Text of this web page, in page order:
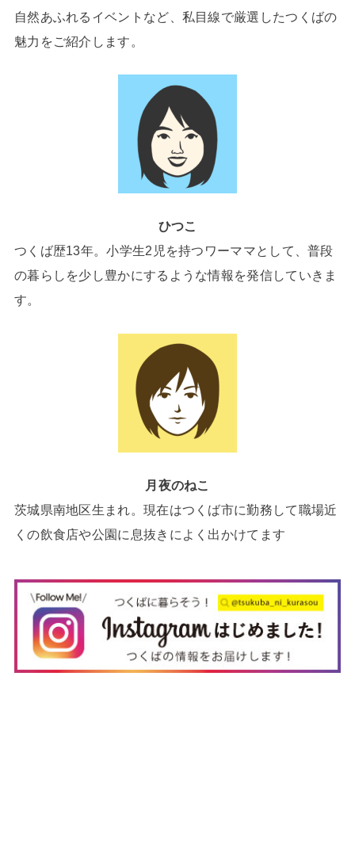
自然あふれるイベントなど、私目線で厳選したつくばの
魅力をご紹介します。
ひつこ
つくば歴13年。小学生2児を持つワーママとして、普段
の暮らしを少し豊かにするような情報を発信していきま
す。
月夜のねこ
茨城県南地区生まれ。現在はつくば市に勤務して職場近
くの飲食店や公園に息抜きによく出かけてます